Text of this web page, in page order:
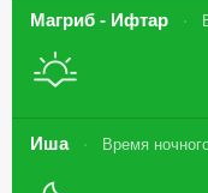
Магриб - Ифтар
Иша Время